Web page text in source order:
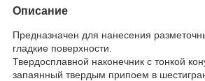
Описание
Предназначен для нанесения
гладкие поверхности.
Твердосплавной наконечник с тонкой
запаянный твердым припоем в